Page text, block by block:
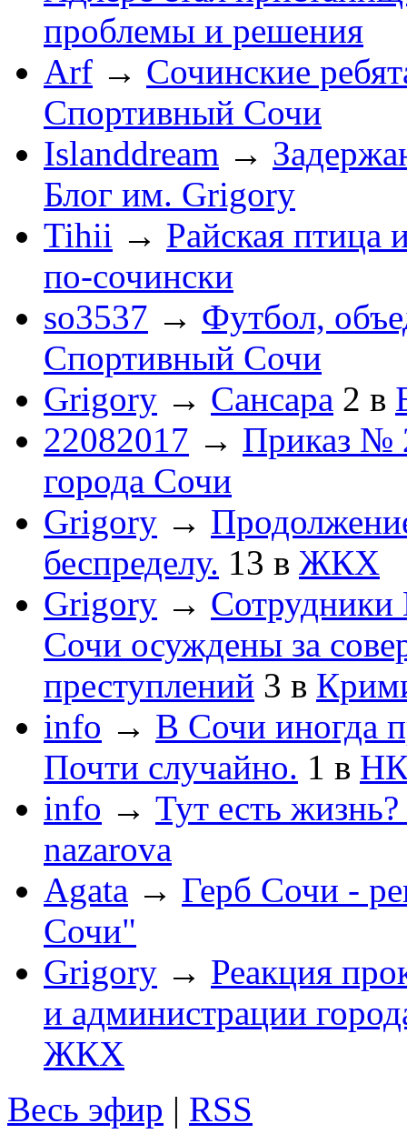
проблемы и решения
Arf → Сочинские
Спортивный Сочи
Islanddream →
Блог им. Grigory
Tihii → Райская птица
по-cочински
so3537 → Футбол,
Спортивный Сочи
Grigory → Сансара 2 в
22082017 → Приказ №
города Сочи
Grigory →
беспределу. 13 в ЖКХ
Grigory →
Сочи осуждены за
преступлений 3 в
info → В Сочи иногда
Почти случайно. 1 в
info → Тут есть
nazarova
Agata → Герб Сочи -
Сочи"
Grigory → Реакция
и администрации
ЖКХ
Весь эфир | RSS